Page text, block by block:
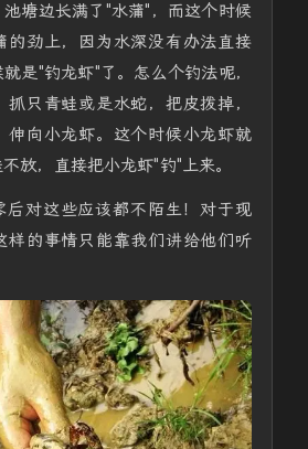
塘边长满了"水蒲"，而这个时候
的劲上，因为水深没有办法直接
是"钓龙虾"了。怎么个钓法呢，
只青蛙或是水蛇，把皮拨掉，
伸向小龙虾。这个时候小龙虾就
放，直接把小龙虾"钓"上来。
后对这些应该都不陌生！对于现
样的事情只能靠我们讲给他们听